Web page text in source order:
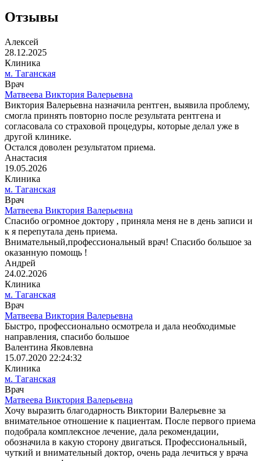
Отзывы
Алексей
28.12.2025
Клиника
м. Таганская
Врач
Матвеева Виктория Валерьевна
Виктория Валерьевна назначила рентген, выявила проблему,
смогла принять повторно после результата рентгена и
согласовала со страховой процедуры, которые делал уже в
другой клинике.
Остался доволен результатом приема.
Анастасия
19.05.2026
Клиника
м. Таганская
Врач
Матвеева Виктория Валерьевна
Спасибо огромное доктору , приняла меня не в день записи и
к я перепутала день приема.
Внимательный,профессиональный врач! Спасибо большое за
оказанную помощь !
Андрей
24.02.2026
Клиника
м. Таганская
Врач
Матвеева Виктория Валерьевна
Быстро, профессионально осмотрела и дала необходимые
направления, спасибо большое
Валентина Яковлевна
15.07.2020 22:24:32
Клиника
м. Таганская
Врач
Матвеева Виктория Валерьевна
Хочу выразить благодарность Виктории Валерьевне за
внимательное отношение к пациентам. После первого приема
подобрала комплексное лечение, дала рекомендации,
обозначила в какую сторону двигаться. Профессиональный,
чуткий и внимательный доктор, очень рада лечиться у врача